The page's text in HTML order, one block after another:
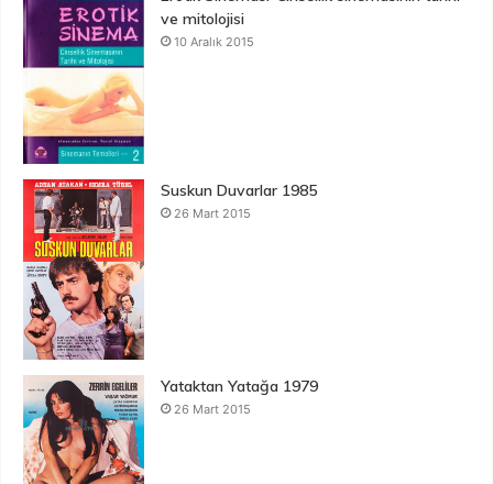
ve mitolojisi
10 Aralık 2015
Suskun Duvarlar 1985
26 Mart 2015
Yataktan Yatağa 1979
26 Mart 2015